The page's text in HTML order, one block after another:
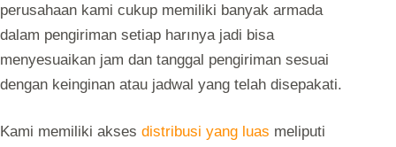
perusahaan kami cukup memiliki banyak armada
dalam pengiriman setiap harınya jadi bisa
menyesuaikan jam dan tanggal pengiriman sesuai
dengan keinginan atau jadwal yang telah disepakati.
Kami memiliki akses distribusi yang luas meliputi